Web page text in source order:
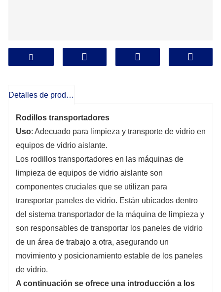
Detalles de producto
Rodillos transportadores
Uso: Adecuado para limpieza y transporte de vidrio en
equipos de vidrio aislante.
Los rodillos transportadores en las máquinas de
limpieza de equipos de vidrio aislante son
componentes cruciales que se utilizan para
transportar paneles de vidrio. Están ubicados dentro
del sistema transportador de la máquina de limpieza y
son responsables de transportar los paneles de vidrio
de un área de trabajo a otra, asegurando un
movimiento y posicionamiento estable de los paneles
de vidrio.
A continuación se ofrece una introducción a los